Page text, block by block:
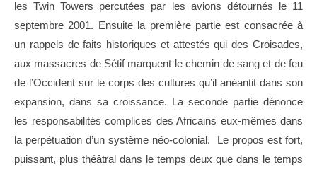
les Twin Towers percutées par les avions détournés le 11
septembre 2001. Ensuite la première partie est consacrée à
un rappels de faits historiques et attestés qui des Croisades,
aux massacres de Sétif marquent le chemin de sang et de feu
de l’Occident sur le corps des cultures qu’il anéantit dans son
expansion, dans sa croissance. La seconde partie dénonce
les responsabilités complices des Africains eux-mêmes dans
la perpétuation d’un système néo-colonial. Le propos est fort,
puissant, plus théâtral dans le temps deux que dans le temps